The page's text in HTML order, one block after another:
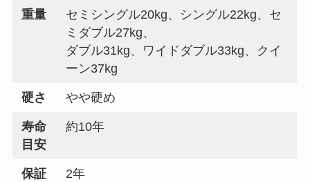
重量
セミシングル20kg、シングル22kg、セ
ミダブル27kg、
ダブル31kg、ワイドダブル33kg、クイ
ーン37kg
硬さ やや硬め
寿命
目安
約10年
保証 2年